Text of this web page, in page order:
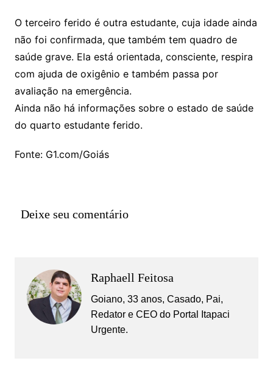
O terceiro ferido é outra estudante, cuja idade ainda
não foi confirmada, que também tem quadro de
saúde grave. Ela está orientada, consciente, respira
com ajuda de oxigênio e também passa por
avaliação na emergência.
Ainda não há informações sobre o estado de saúde
do quarto estudante ferido.
Fonte: G1.com/Goiás
Deixe seu comentário
Raphaell Feitosa
Goiano, 33 anos, Casado, Pai,
Redator e CEO do Portal Itapaci
Urgente.